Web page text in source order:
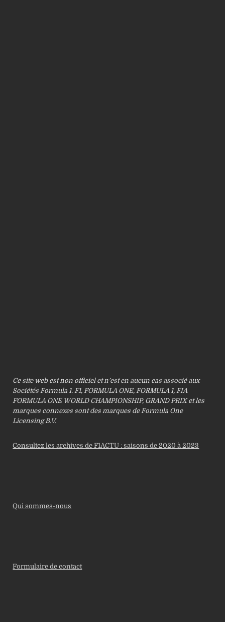
Ce site web est non officiel et n’est en aucun cas associé aux
Sociétés Formula 1. F1, FORMULA ONE, FORMULA 1, FIA
FORMULA ONE WORLD CHAMPIONSHIP, GRAND PRIX et les
marques connexes sont des marques de Formula One
Licensing B.V.
Consultez les archives de F1ACTU : saisons de 2020 à 2023
Qui sommes-nous
Formulaire de contact